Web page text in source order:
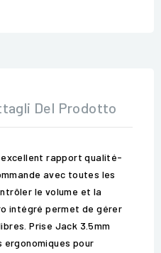
Del Prodotto
rapport qualité-
avec toutes les
le volume et la
intégré permet de gérer
Prise Jack 3.5mm
pour